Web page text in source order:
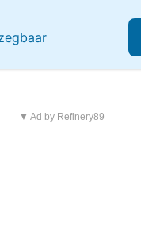
▼ Ad by Refinery89